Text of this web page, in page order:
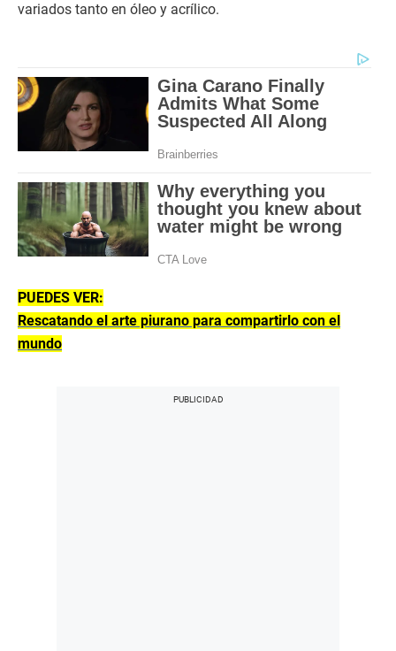
variados tanto en óleo y acrílico.
PUEDES VER:
Rescatando el arte piurano para compartirlo con el
mundo